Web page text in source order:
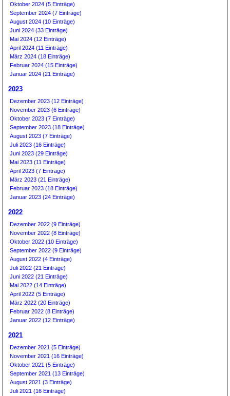
Oktober 2024 (5 Einträge)
September 2024 (7 Einträge)
August 2024 (10 Einträge)
Juni 2024 (33 Einträge)
Mai 2024 (12 Einträge)
April 2024 (11 Einträge)
März 2024 (18 Einträge)
Februar 2024 (15 Einträge)
Januar 2024 (21 Einträge)
2023
Dezember 2023 (12 Einträge)
November 2023 (6 Einträge)
Oktober 2023 (7 Einträge)
September 2023 (18 Einträge)
August 2023 (7 Einträge)
Juli 2023 (16 Einträge)
Juni 2023 (29 Einträge)
Mai 2023 (11 Einträge)
April 2023 (7 Einträge)
März 2023 (21 Einträge)
Februar 2023 (18 Einträge)
Januar 2023 (24 Einträge)
2022
Dezember 2022 (9 Einträge)
November 2022 (8 Einträge)
Oktober 2022 (10 Einträge)
September 2022 (9 Einträge)
August 2022 (4 Einträge)
Juli 2022 (21 Einträge)
Juni 2022 (21 Einträge)
Mai 2022 (14 Einträge)
April 2022 (5 Einträge)
März 2022 (20 Einträge)
Februar 2022 (8 Einträge)
Januar 2022 (12 Einträge)
2021
Dezember 2021 (5 Einträge)
November 2021 (16 Einträge)
Oktober 2021 (5 Einträge)
September 2021 (13 Einträge)
August 2021 (3 Einträge)
Juli 2021 (16 Einträge)